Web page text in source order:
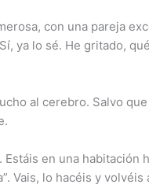
con una pareja
ya lo sé. He gritado,
al cerebro. Salvo
en una habitación
Vais, lo hacéis y